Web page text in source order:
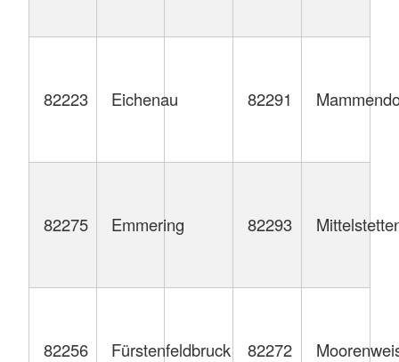
82223 Eichenau 82291
82275 Emmering 82293
82256 Fürstenfeldbruck 82272